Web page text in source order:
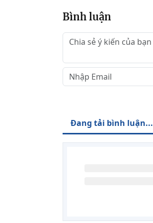
Bình luận
Đang tải bình luận...